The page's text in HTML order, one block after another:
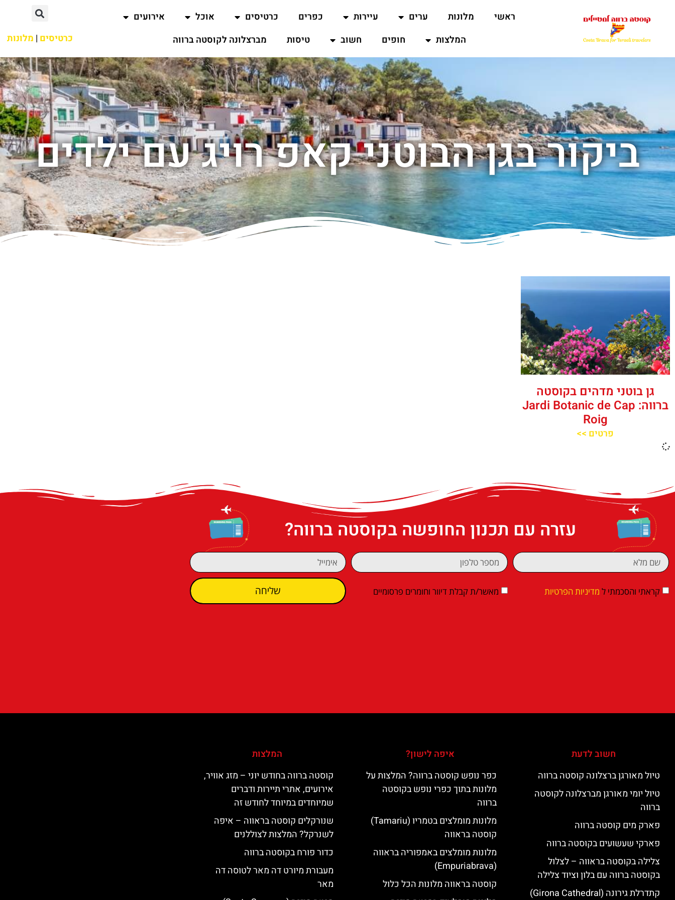
ראשי מלונות ערים עיירות כפרים כרטיסים אוכל
אירועים
המלצות
חופים חשוב טיסות מברצלונה לקוסטה ברווה כרטיסים | מלונות
ביקור בגן הבוטני קאפ רויג עם ילדים
גן בוטני מדהים בקוסטה
ברווה: Jardi Botanic de Cap
Roig
פרטים >>
עזרה עם תכנון החופשה בקוסטה ברווה?
קראתי והסכמתי ל מדיניות הפרטיות מאשר/ת קבלת דיוור וחומרים פרסומיים שליחה
חשוב לדעת
טיול מאורגן ברצלונה קוסטה ברווה
טיול יומי מאורגן מברצלונה לקוסטה
ברווה
פארק מים קוסטה ברווה
פארקי שעשועים בקוסטה ברווה
צלילה בקוסטה בראווה – לצלול
בקוסטה ברווה עם בלון וציוד צלילה
קתדרלת גירונה (Girona Cathedral)
איפה לישון?
כפר נופש קוסטה ברווה? המלצות על
מלונות בתוך כפרי נופש בקוסטה
ברווה
מלונות מומלצים בטמריו (Tamariu)
קוסטה בראווה
מלונות מומלצים באמפוריה בראווה
(Empuriabrava)
קוסטה בראווה מלונות הכל כלול
המלצות
קוסטה ברווה בחודש יוני – מזג אוויר,
אירועים, אתרי תיירות ודברים
שמיוחדים במיוחד לחודש זה
שנורקלים קוסטה בראווה – איפה
לשנרקל? המלצות לצוללנים
כדור פורח בקוסטה ברווה
מעבורת מיורט דה מאר לטוסה דה
מאר